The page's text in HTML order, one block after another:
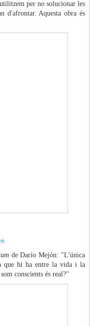
per no solucionar les
d'afrontar. Aquesta obra és
de Darío Mejón: "L'única
que hi ha entre la vida i la
conscients és real?"